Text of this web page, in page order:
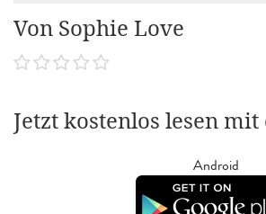
Von Sophie Love
Jetzt kostenlos lesen
Android